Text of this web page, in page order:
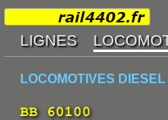
LOCOMOTIVES DIESEL
BB 60100